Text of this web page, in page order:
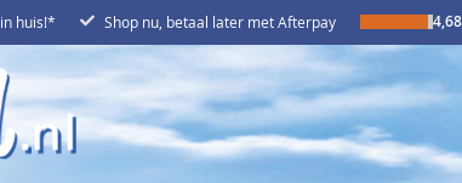
in huis!* Shop nu, betaal later met Afterpay